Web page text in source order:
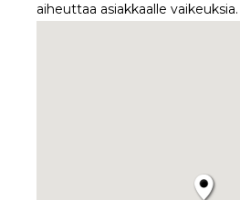
aiheuttaa asiakkaalle vaikeuksia.